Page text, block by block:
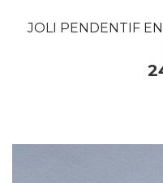
JOLI PENDENTIF